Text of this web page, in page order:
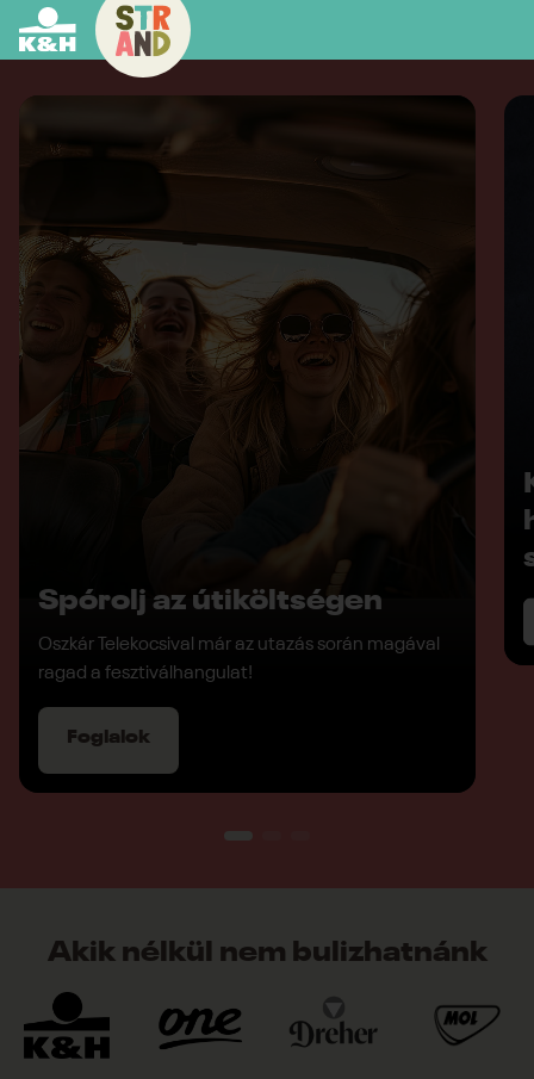
Spórolj az útiköltségen
Oszkár Telekocsival már az utazás során magával
ragad a fesztiválhangulat!
Foglalok
Akik nélkül nem bulizhatnánk